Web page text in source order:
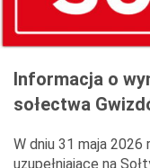
Informacja o
sołectwa
W dniu 31 maja
uzupełniające na